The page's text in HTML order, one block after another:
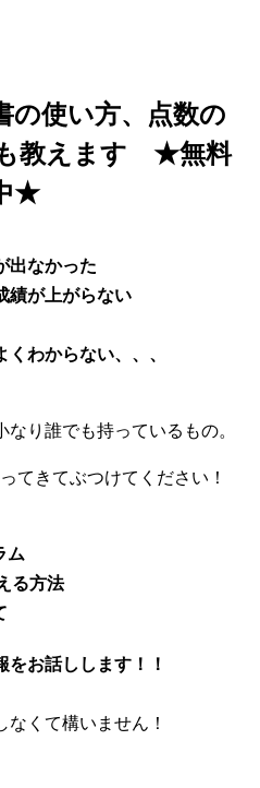
の使い方、点数の
教えます ★無料
★
出なかった
績が上がらない
くわからない、、、
り誰でも持っているもの。
てきてぶつけてください！
ム
る方法
をお話しします！！
くて構いません！